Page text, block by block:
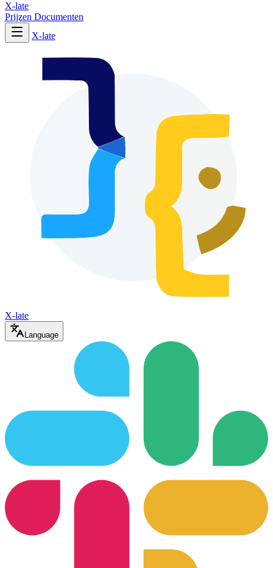
X-late
Prijzen Documenten
X-late
X-late
Language